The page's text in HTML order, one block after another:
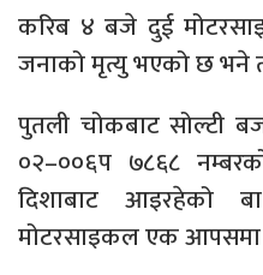
करिब ४ बजे दुई
जनाको मृत्यु भएको छ भने
पुतली चोकबाट सोल्टी
०२–००६प ७८६८
दिशाबाट आइरहेको
मोटरसाइकल एक आपसमा